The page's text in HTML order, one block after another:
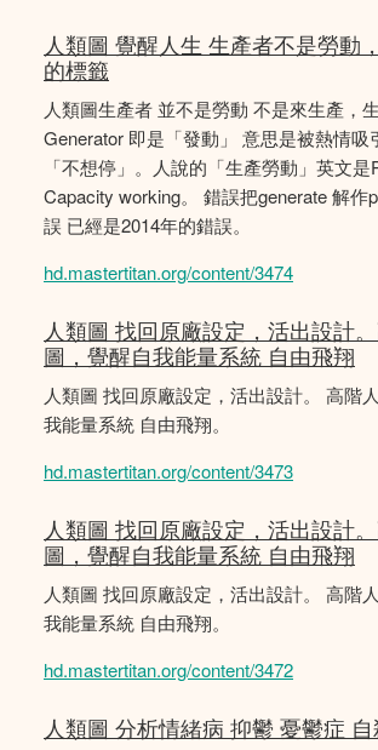
人類圖 覺醒人生 生產者不是勞動
的標籤
人類圖生產者 並不是勞動 不是來生產，
Generator 即是「發動」 意思是被熱情吸
「不想停」。人說的「生產勞動」英文是
Capacity working。 錯誤把generate 解作
誤 已經是2014年的錯誤。
hd.mastertitan.org/content/3474
人類圖 找回原廠設定，活出設計
圖，覺醒自我能量系統 自由飛翔
人類圖 找回原廠設定，活出設計。 高階
我能量系統 自由飛翔。
hd.mastertitan.org/content/3473
人類圖 找回原廠設定，活出設計
圖，覺醒自我能量系統 自由飛翔
人類圖 找回原廠設定，活出設計。 高階
我能量系統 自由飛翔。
hd.mastertitan.org/content/3472
人類圖 分析情緒病 抑鬱 憂鬱症